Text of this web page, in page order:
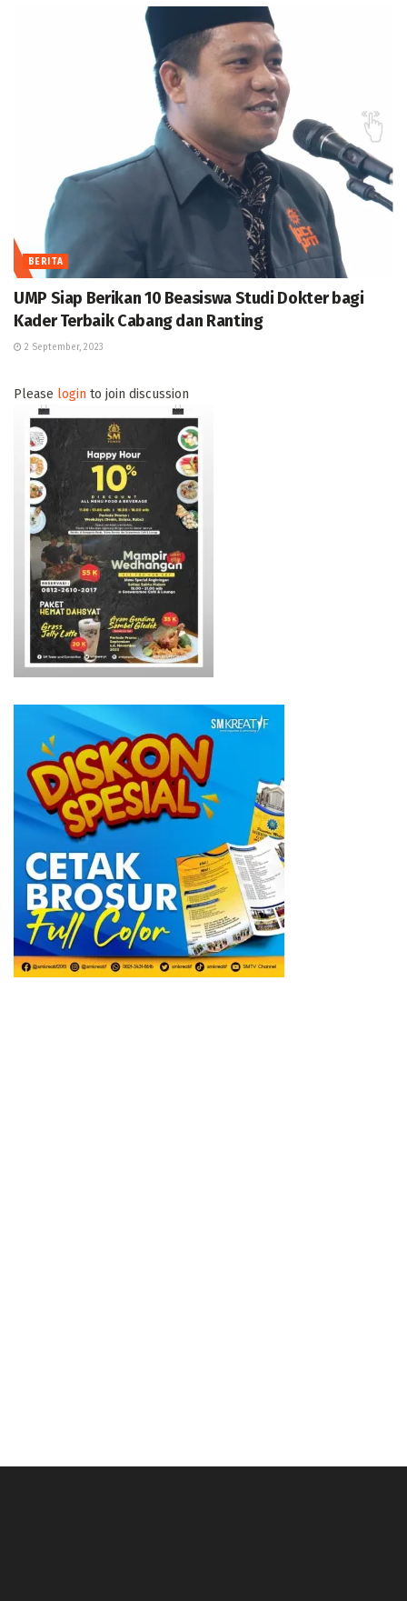
BERITA
UMP Siap Berikan 10 Beasiswa Studi Dokter bagi
Kader Terbaik Cabang dan Ranting
2 September, 2023
Please login to join discussion